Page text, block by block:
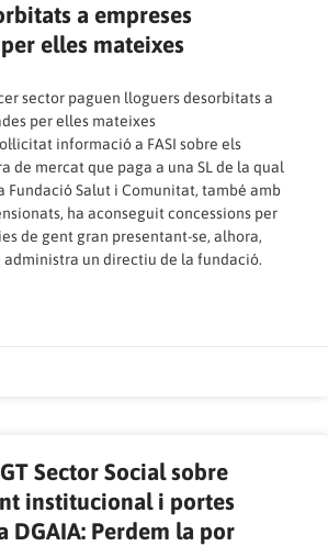
a empreses
elles mateixes
sector paguen lloguers desorbitats a
per elles mateixes
informació a FASI sobre els
de mercat que paga a una SL de la qual
Fundació Salut i Comunitat, també amb
ha aconseguit concessions per
de gent gran presentant-se, alhora,
administra un directiu de la fundació.
Sector Social sobre
institucional i portes
DGAIA: Perdem la por